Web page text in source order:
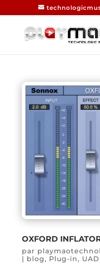
OXFORD
par
| blog, Plug-in, UAD